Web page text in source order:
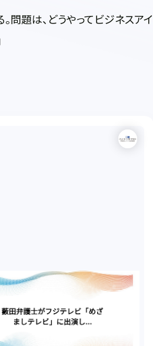
問題は、どうやってビジネスアイ